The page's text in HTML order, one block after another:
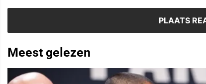
Meest gelezen